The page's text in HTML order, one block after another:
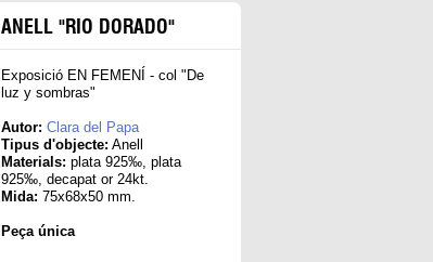
ANELL "RIO DORADO"
Exposició EN FEMENÍ - col "De
luz y sombras"
Autor: Clara del Papa
Tipus d'objecte: Anell
Materials: plata 925‰, plata
925‰, decapat or 24kt.
Mida: 75x68x50 mm.
Peça única